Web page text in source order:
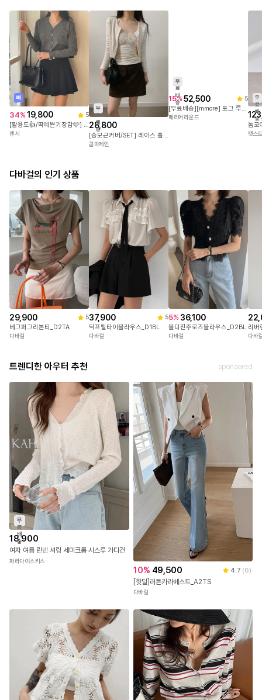
빠
른
34% 19,800 5
렌시
무
료
배
송
28,800
[승모근커버/SET] 레이스 홀터 나시 탑 긴팔 가디건 세트
콤마제인
무
료
배
송
15% 52,500
무
료
배
송
캣스
다바걸의 인기 상품
29,900 5
베그퍼그리본티_D2TA
다바걸
37,900 5
딕프릴타이블라우스_D1BL
다바걸
5% 36,100
볼디진주로즈블라우스_D2BL
다바걸
리버
다바
트렌디한 아우터 추천 sponsored
무
료
배
송
18,900
여자 여름 린넨 셔링 세미크롭 시스루 가디건
파라다이스키스
10% 49,500 4.7 (6)
[핫딜]러튼카라베스트_A2TS
다바걸